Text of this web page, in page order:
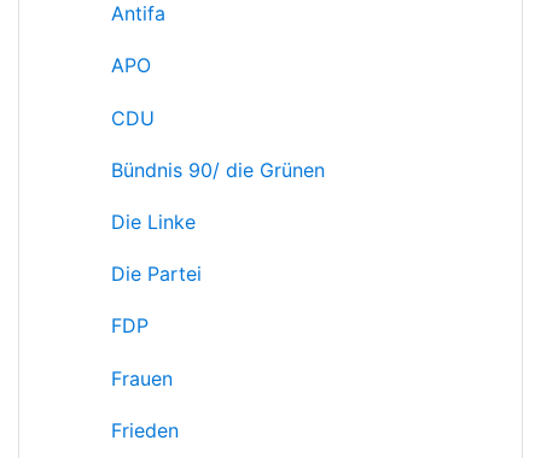
Antifa
APO
CDU
Bündnis 90/ die Grünen
Die Linke
Die Partei
FDP
Frauen
Frieden